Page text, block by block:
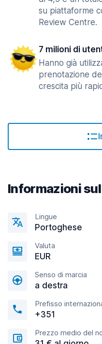
su piattaforme
Review Centre.
7 milioni di
Hanno già
prenotazione
crescita più
Informazioni
Lingue
Portoghese
Valuta
EUR
Senso di marcia
a destra
Prefisso
+351
Prezzo medio del